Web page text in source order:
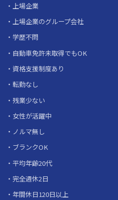
上場企業
上場企業のグループ会社
学歴不問
自動車免許未取得でもOK
資格支援制度あり
転勤なし
残業少ない
女性が活躍中
ノルマ無し
ブランクOK
平均年齢20代
完全週休2日
年間休日120日以上